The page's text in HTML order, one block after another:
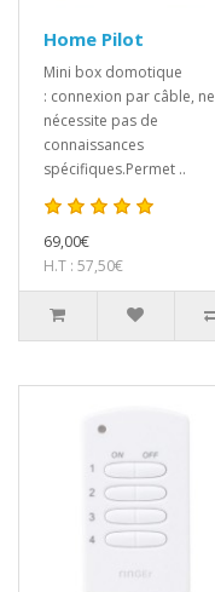
Home Pilot
Mini box domotique
: connexion par câble, ne
nécessite pas de
connaissances
spécifiques.Permet ..
69,00€
H.T : 57,50€